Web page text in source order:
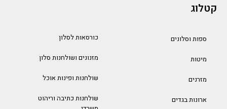
קטלוג
ספות וסלונים
מיטות
מזרנים
ארונות בגדים
כורסאות לסלון
מזנונים ושולחנות סלון
שולחנות ופינות אוכל
שולחנות כתיבה וריהוט